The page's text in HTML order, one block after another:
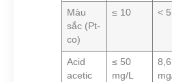
Màu
sắc (Pt-
co)
≤ 10 <
Acid
acetic
≤ 50
mg/L
8,6